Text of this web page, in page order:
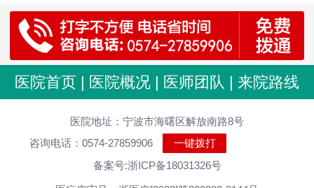
医院首页 | 医院概况 | 医师团队 | 来院路线
医院地址：宁波市海曙区解放南路8号
咨询电话：0574-27859906
一键拨打
备案号:浙ICP备18031326号